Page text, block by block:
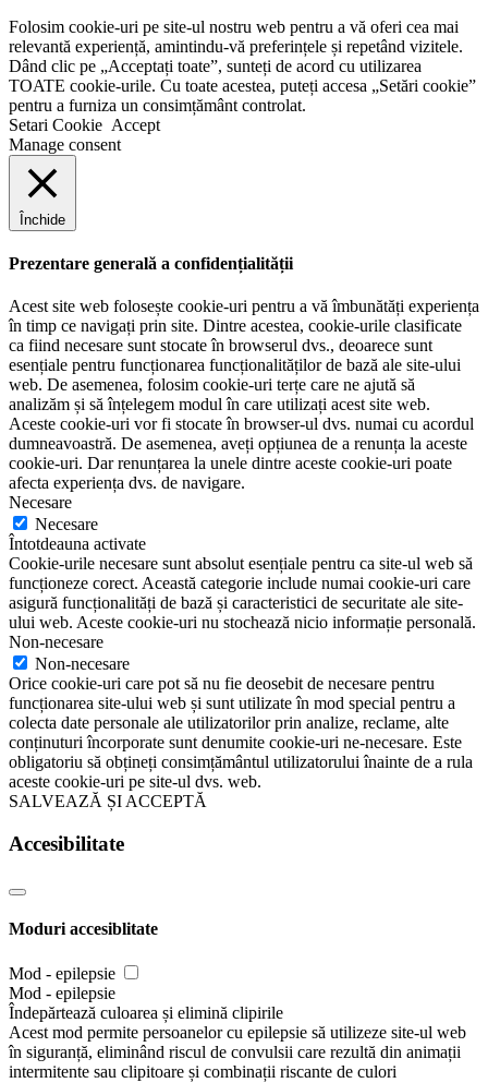
Folosim cookie-uri pe site-ul nostru web pentru a vă oferi cea mai
relevantă experiență, amintindu-vă preferințele și repetând vizitele.
Dând clic pe „Acceptați toate”, sunteți de acord cu utilizarea
TOATE cookie-urile. Cu toate acestea, puteți accesa „Setări cookie”
pentru a furniza un consimțământ controlat.
Setari Cookie Accept
Manage consent
Închide
Prezentare generală a confidențialității
Acest site web folosește cookie-uri pentru a vă îmbunătăți experiența
în timp ce navigați prin site. Dintre acestea, cookie-urile clasificate
ca fiind necesare sunt stocate în browserul dvs., deoarece sunt
esențiale pentru funcționarea funcționalităților de bază ale site-ului
web. De asemenea, folosim cookie-uri terțe care ne ajută să
analizăm și să înțelegem modul în care utilizați acest site web.
Aceste cookie-uri vor fi stocate în browser-ul dvs. numai cu acordul
dumneavoastră. De asemenea, aveți opțiunea de a renunța la aceste
cookie-uri. Dar renunțarea la unele dintre aceste cookie-uri poate
afecta experiența dvs. de navigare.
Necesare
Necesare
Întotdeauna activate
Cookie-urile necesare sunt absolut esențiale pentru ca site-ul web să
funcționeze corect. Această categorie include numai cookie-uri care
asigură funcționalități de bază și caracteristici de securitate ale site-
ului web. Aceste cookie-uri nu stochează nicio informație personală.
Non-necesare
Non-necesare
Orice cookie-uri care pot să nu fie deosebit de necesare pentru
funcționarea site-ului web și sunt utilizate în mod special pentru a
colecta date personale ale utilizatorilor prin analize, reclame, alte
conținuturi încorporate sunt denumite cookie-uri ne-necesare. Este
obligatoriu să obțineți consimțământul utilizatorului înainte de a rula
aceste cookie-uri pe site-ul dvs. web.
SALVEAZĂ ȘI ACCEPTĂ
Accesibilitate
Moduri accesiblitate
Mod - epilepsie
Mod - epilepsie
Îndepărtează culoarea și elimină clipirile
Acest mod permite persoanelor cu epilepsie să utilizeze site-ul web
în siguranță, eliminând riscul de convulsii care rezultă din animații
intermitente sau clipitoare și combinații riscante de culori